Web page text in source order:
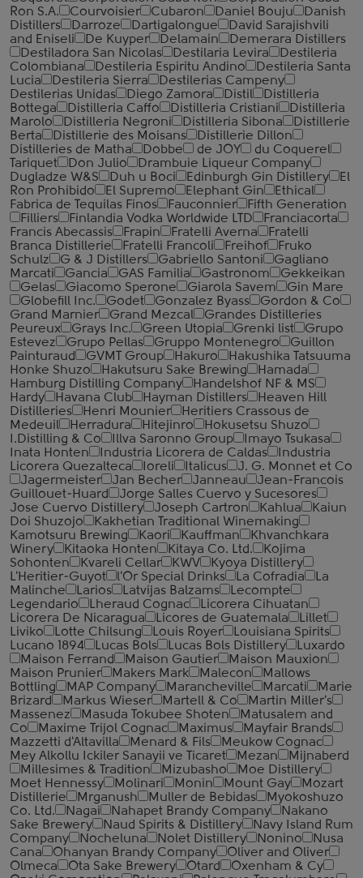
Ron S.A.
Courvoisier Cubaron Daniel Bouju
Danish
Distillers
Darroze Dartigalongue
David Sarajishvili
and Eniseli
De Kuyper Delamain
Demerara Distillers
Destiladora San Nicolas
Destilaria Levira
Destileria
Colombiana
Destileria Espiritu Andino
Destileria Santa
Lucia
Destileria Sierra
Destilerias Campeny
Destilerias Unidas
Diego Zamora Distil
Distilleria
Bottega
Distilleria Caffo Distilleria Cristiani
Distilleria
Marolo
Distilleria Negroni Distilleria Sibona
Distillerie
Berta
Distillerie des Moisans
Distillerie Dillon
Distilleries de Matha
Dobbe de JOY
du Coquerel
Tariquet
Don Julio
Drambuie Liqueur Company
Dugladze W&S
Duh u Boci Edinburgh Gin Distillery
El
Ron Prohibido
El Supremo Elephant Gin
Ethical
Fabrica de Tequilas Finos
Fauconnier
Fifth Generation
Filliers
Finlandia Vodka Worldwide LTD
Franciacorta
Francis Abecassis
Frapin Fratelli Averna
Fratelli
Branca Distillerie
Fratelli ‎Francoli Freihof
Fruko
Schulz
G & J Distillers Gabriello Santoni
Gagliano
Marcati
Gancia GAS Familia Gastronom
Gekkeikan
Gelas
Giacomo Sperone Giarola Savem
Gin Mare
Globefill Inc.
Godet Gonzalez Byass
Gordon & Co
Grand Marnier
Grand Mezcal
Grandes Distilleries
Peureux
Grays Inc. Green Utopia Grenki list
Grupo
Estevez
Grupo Pellas Gruppo Montenegro
Guillon
Painturaud
GVMT Group Hakuro
Hakushika Tatsuuma
Honke Shuzo
Hakutsuru Sake Brewing
Hamada
Hamburg Distilling Company
Handelshof NF & MS
Hardy
Havana Club Hayman Distillers
Heaven Hill
Distilleries
Henri Mounier
Heritiers Crassous de
Medeuil
Herradura Hitejinro
Hokusetsu Shuzo
I.Distilling & Co
Illva Saronno Group
Imayo Tsukasa
Inata Honten
Industria Licorera de Caldas
Industria
Licorera Quezalteca
Ioreli Italicus
J. G. Monnet et Co
Jagermeister
Jan Becher Janneau
Jean-Francois
Guillouet-Huard
Jorge Salles Cuervo y Sucesores
Jose Cuervo Distillery
Joseph Cartron Kahlua
Kaiun
Doi Shuzojo
Kakhetian Traditional Winemaking
Kamotsuru Brewing
Kaori Kauffman
Khvanchkara
Winery
Kitaoka Honten Kitaya Co. Ltd.
Kojima
Sohonten
Kvareli Cellar KWV
Kyoya Distillery
L'Heritier-Guyot
l'Or Special Drinks La Cofradia
La
Malinche
Larios Latvijas Balzams
Lecompte
Legendario
Lheraud Cognac
Licorera Cihuatan
Licorera De Nicaragua
Licores de Guatemala
Lillet
Liviko
Lotte Chilsung Louis Royer
Louisiana Spirits
Lucano 1894
Lucas Bols Lucas Bols Distillery
Luxardo
Maison Ferrand
Maison Gautier
Maison Mauxion
Maison Prunier
Makers Mark Malecon
Mallows
Bottling
MAP Company Marancheville Marcati
Marie
Brizard
Markus Wieser Martell & Co
Martin Miller's
Massenez
Masuda Tokubee Shoten
Matusalem and
Co
Maxime Trijol Cognac Maximus
Mayfair Brands
Mazzetti d'Altavilla
Menard & Fils
Meukow Cognac
Mey Alkollu Ickiler Sanayii ve Ticaret
Mezan
Mijnaberd
Millesimes & Tradition
Mizubasho
Moe Distillery
Moet Hennessy
Molinari Monin Mount Gay
Mozart
Distillerie
Mrganush Muller de Bebidas
Myokoshuzo
Co. Ltd.
Nagai Nahapet Brandy Company
Nakano
Sake Brewery
Naud Spirits & Distillery
Navy Island Rum
Company
Nocheluna Nolet Distillery Nonino
Nusa
Cana
Ohanyan Brandy Company
Oliver and Oliver
Olmeca
Ota Sake Brewery Otard
Oxenham & Cy